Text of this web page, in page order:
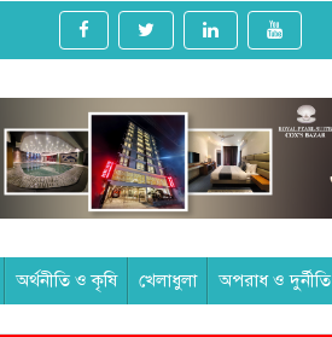
অর্থনীতি ও কৃষি খেলাধুলা অপরাধ ও দুর্নীতি